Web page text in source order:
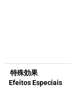
特殊効果
Efeitos Especiais